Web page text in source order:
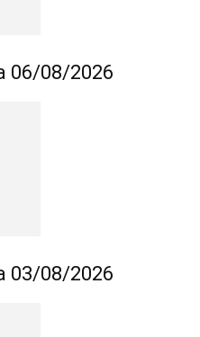
06/08/2026
03/08/2026